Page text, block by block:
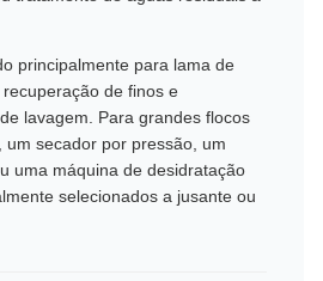
principalmente para lama de
de finos e
lavagem. Para grandes flocos
um secador por pressão, um
uma máquina de desidratação
selecionados a jusante ou